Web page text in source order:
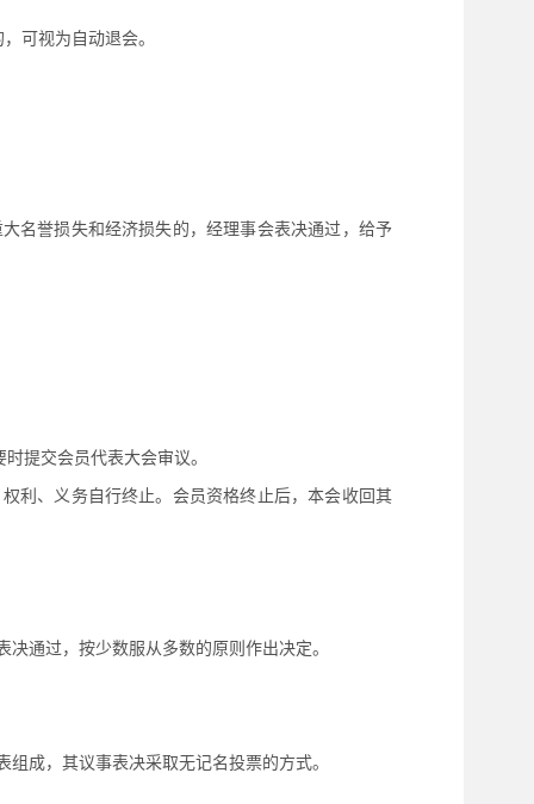
可视为自动退会。
名誉损失和经济损失的，经理事会表决通过，给予
提交会员代表大会审议。
利、义务自行终止。会员资格终止后，本会收回其
通过，按少数服从多数的原则作出决定。
成，其议事表决采取无记名投票的方式。